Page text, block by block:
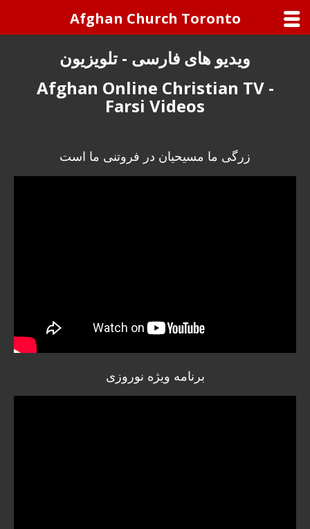
ویدیو های فارسی - تلویزیون
Afghan Online Christian TV -
Farsi Videos
زرگی ما مسیحیان در فروتنی ما است
برنامه ویژه نوروزی
Afghan Church Toronto